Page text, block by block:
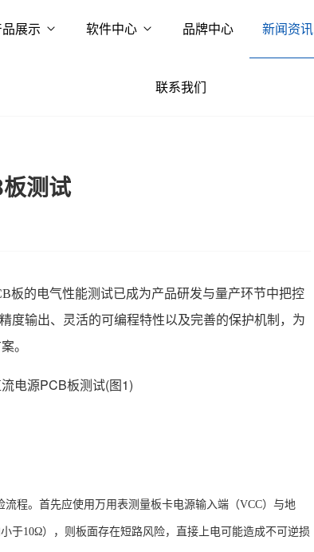
展示 软件中心 品牌中心 新闻资讯
联系我们
测试
板的电气性能测试已成为产品研发与量产环节中把控
度输出、灵活的可编程特性以及完善的保护机制，为
。
流程。首先应使用万用表测量板卡电源输入端（VCC）与地
于10Ω），则板面存在短路风险，直接上电可能造成不可逆损